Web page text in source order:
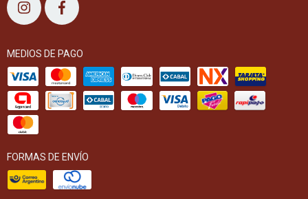
MEDIOS DE PAGO
FORMAS DE ENVÍO